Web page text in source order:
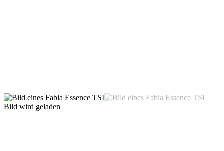
Bild wird geladen